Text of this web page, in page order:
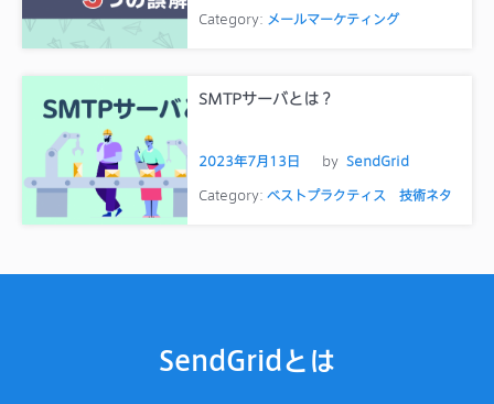
Category: メールマーケティング
SMTPサーバとは？
2023年7月13日 by SendGrid
Category: ベストプラクティス 技術ネタ
SendGridとは